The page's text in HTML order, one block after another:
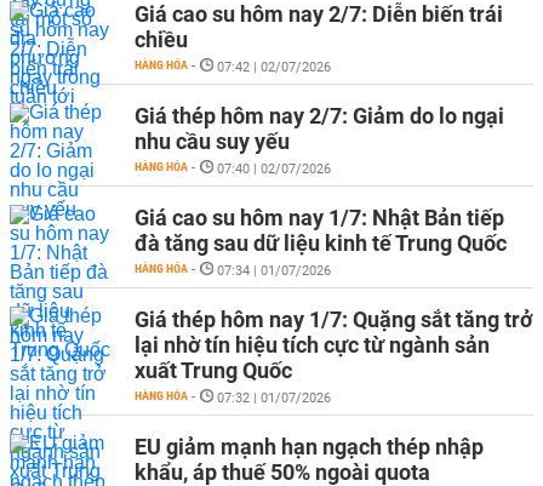
Giá cao su hôm nay 2/7: Diễn biến trái
chiều
HÀNG HÓA - 07:42 | 02/07/2026
Giá thép hôm nay 2/7: Giảm do lo ngại
nhu cầu suy yếu
HÀNG HÓA - 07:40 | 02/07/2026
Giá cao su hôm nay 1/7: Nhật Bản tiếp
đà tăng sau dữ liệu kinh tế Trung Quốc
HÀNG HÓA - 07:34 | 01/07/2026
Giá thép hôm nay 1/7: Quặng sắt tăng trở
lại nhờ tín hiệu tích cực từ ngành sản
xuất Trung Quốc
HÀNG HÓA - 07:32 | 01/07/2026
EU giảm mạnh hạn ngạch thép nhập
khẩu, áp thuế 50% ngoài quota